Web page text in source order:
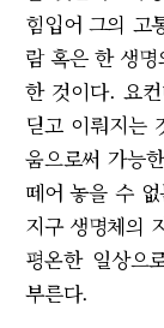
힘입어 그의 고
람 혹은 한 생
한 것이다. 요
딛고 이뤄지는
움으로써 가능
떼어 놓을 수
지구 생명체의
평온한 일상으
부른다.